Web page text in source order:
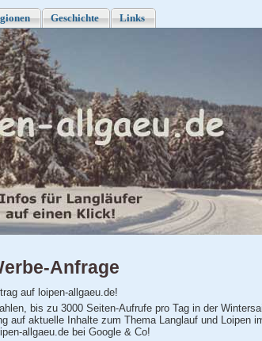
Geschichte Links
Anfrage
auf loipen-allgaeu.de!
bis zu 3000 Seiten-Aufrufe pro Tag in der
auf aktuelle Inhalte zum Thema Langlauf und Loipen
allgaeu.de bei Google & Co!